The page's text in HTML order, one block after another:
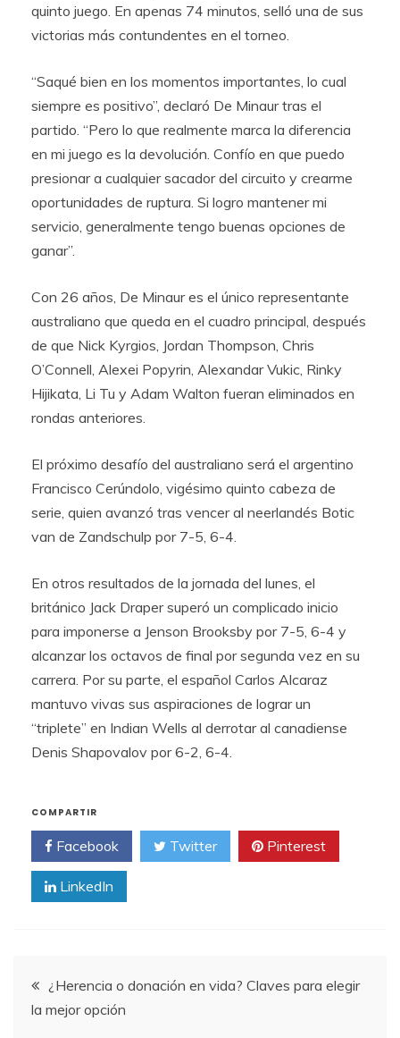
quinto juego. En apenas 74 minutos, selló una de sus
victorias más contundentes en el torneo.
“Saqué bien en los momentos importantes, lo cual
siempre es positivo”, declaró De Minaur tras el
partido. “Pero lo que realmente marca la diferencia
en mi juego es la devolución. Confío en que puedo
presionar a cualquier sacador del circuito y crearme
oportunidades de ruptura. Si logro mantener mi
servicio, generalmente tengo buenas opciones de
ganar”.
Con 26 años, De Minaur es el único representante
australiano que queda en el cuadro principal, después
de que Nick Kyrgios, Jordan Thompson, Chris
O’Connell, Alexei Popyrin, Alexandar Vukic, Rinky
Hijikata, Li Tu y Adam Walton fueran eliminados en
rondas anteriores.
El próximo desafío del australiano será el argentino
Francisco Cerúndolo, vigésimo quinto cabeza de
serie, quien avanzó tras vencer al neerlandés Botic
van de Zandschulp por 7-5, 6-4.
En otros resultados de la jornada del lunes, el
británico Jack Draper superó un complicado inicio
para imponerse a Jenson Brooksby por 7-5, 6-4 y
alcanzar los octavos de final por segunda vez en su
carrera. Por su parte, el español Carlos Alcaraz
mantuvo vivas sus aspiraciones de lograr un
“triplete” en Indian Wells al derrotar al canadiense
Denis Shapovalov por 6-2, 6-4.
COMPARTIR
Facebook Twitter Pinterest
LinkedIn
Navegación
de
¿Herencia o donación en vida? Claves para elegir
la mejor opción